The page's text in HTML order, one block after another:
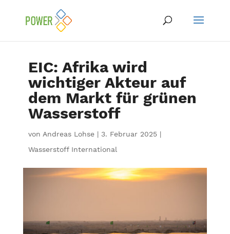
EIC: Afrika wird
wichtiger Akteur auf
dem Markt für grünen
Wasserstoff
von Andreas Lohse| 3. Februar 2025|
Wasserstoff International